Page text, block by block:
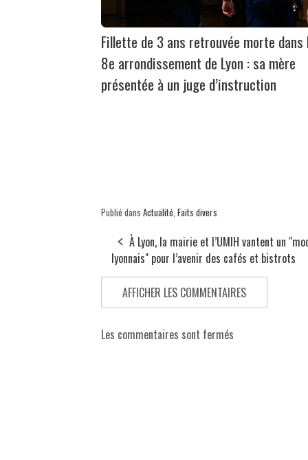
Fillette de 3 ans retrouvée morte dans
8e arrondissement de Lyon : sa mère
présentée à un juge d’instruction
Publié dans Actualité, Faits divers
À Lyon, la mairie et l’UMIH vantent un
lyonnais" pour l’avenir des cafés et bistrots
AFFICHER LES COMMENTAIRES
Les commentaires sont fermés